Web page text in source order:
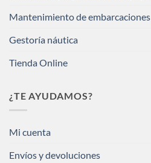
Mantenimiento de embarcaciones
Gestoría náutica
Tienda Online
¿TE AYUDAMOS?
Mi cuenta
Envíos y devoluciones